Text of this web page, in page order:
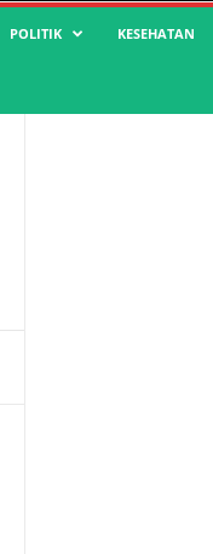
POLITIK KESEHATAN